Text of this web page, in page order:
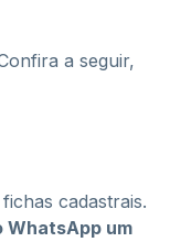
a seguir,
cadastrais.
WhatsApp um